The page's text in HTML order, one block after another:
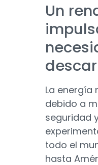
Un
La energía
debido a
seguridad
todo el
hasta